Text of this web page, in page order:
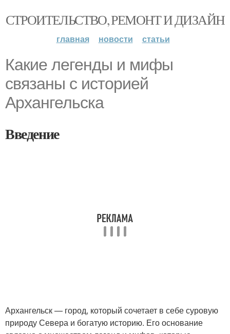
СТРОИТЕЛЬСТВО, РЕМОНТ И ДИЗАЙН
главная новости статьи
Какие легенды и мифы
связаны с историей
Архангельска
Введение
Архангельск — город, который сочетает в себе суровую
природу Севера и богатую историю. Его основание